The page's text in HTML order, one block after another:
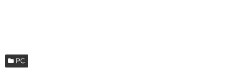
PC